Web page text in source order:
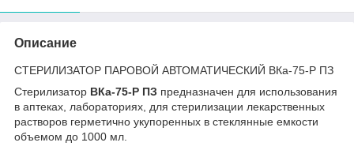
Описание
СТЕРИЛИЗАТОР ПАРОВОЙ АВТОМАТИЧЕСКИЙ ВКа-75-Р ПЗ
Стерилизатор ВКа-75-Р ПЗ предназначен для использования
в аптеках, лабораториях, для стерилизации лекарственных
растворов герметично укупоренных в стеклянные емкости
объемом до 1000 мл.